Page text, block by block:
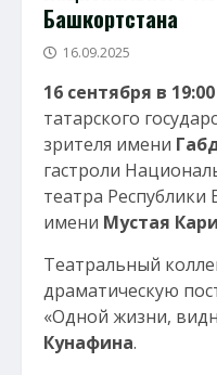
Башкортстана
16.09.2025
16 сентября в 19:00
татарского
зрителя имени
гастроли
театра Республики
имени Мустая
Театральный
драматическую
«Одной жизни,
Кунафина.